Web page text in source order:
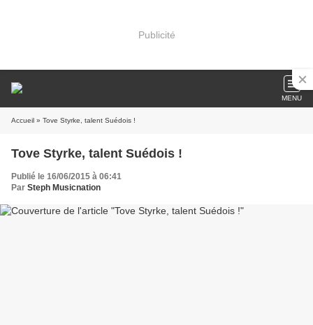
Publicité
MENU
Accueil » Tove Styrke, talent Suédois !
Tove Styrke, talent Suédois !
Publié le 16/06/2015 à 06:41
Par Steph Musicnation